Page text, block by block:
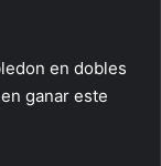
en dobles
ganar este